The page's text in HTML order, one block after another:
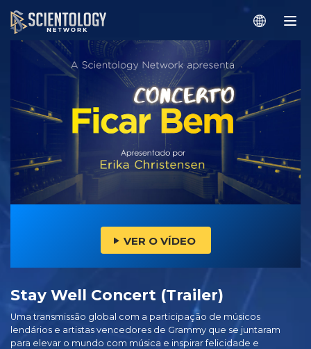
VER O VÍDEO
Stay Well Concert (Trailer)
Uma transmissão global com a participação de músicos
lendários e artistas vencedores de Grammy que se juntaram
para elevar o mundo com música e inspirar felicidade e